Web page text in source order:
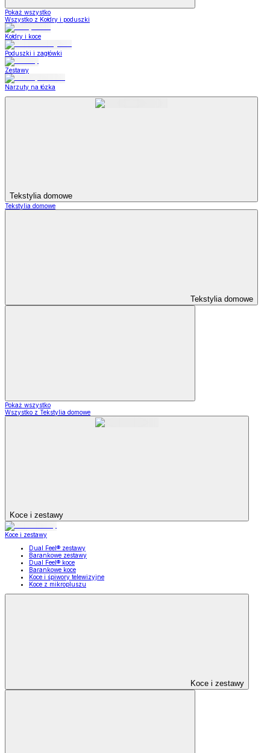
Pokaż wszystko
Wszystko z Kołdry i poduszki
Kołdry i koce
Poduszki i zagłówki
Zestawy
Narzuty na łózka
Tekstylia domowe
Tekstylia domowe
Tekstylia domowe
Pokaż wszystko
Wszystko z Tekstylia domowe
Koce i zestawy
Koce i zestawy
Dual Feel® zestawy
Barankowe zestawy
Dual Feel® koce
Barankowe koce
Koce i śpiwory telewizyjne
Koce z mikropluszu
Koce i zestawy